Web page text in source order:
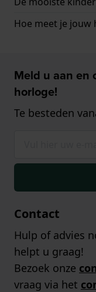
Hoe meet je jouw
Meld u aan
horloge!
Te besteden
Contact
Hulp of advies
helpt u graag!
Bezoek onze
vraag via het